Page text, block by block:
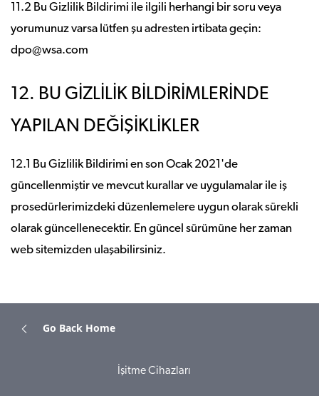
11.2 Bu Gizlilik Bildirimi ile ilgili herhangi bir soru veya
yorumunuz varsa lütfen şu adresten irtibata geçin:
dpo@wsa.com
12. BU GİZLİLİK BİLDİRİMLERİNDE
YAPILAN DEĞİŞİKLİKLER
12.1 Bu Gizlilik Bildirimi en son Ocak 2021'de
güncellenmiştir ve mevcut kurallar ve uygulamalar ile iş
prosedürlerimizdeki düzenlemelere uygun olarak sürekli
olarak güncellenecektir. En güncel sürümüne her zaman
web sitemizden ulaşabilirsiniz.
Go Back Home
İşitme Cihazları